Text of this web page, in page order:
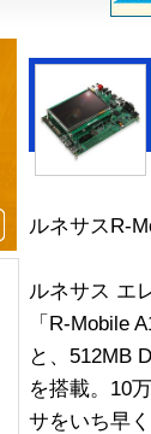
ルネサスR-
ルネサス エ
「R-Mobile
と、512MB
を搭載。10
サをいち早